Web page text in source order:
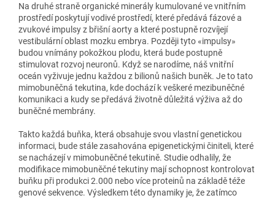
Na druhé straně organické minerály kumulované ve vnitřním
prostředí poskytují vodivé prostředí, které předává fázové a
zvukové impulsy z břišní aorty a které postupně rozvíjejí
vestibulární oblast mozku embrya. Později tyto «impulsy»
budou vnímány pokožkou plodu, která bude postupně
stimulovat rozvoj neuronů. Když se narodíme, náš vnitřní
oceán vyživuje jednu každou z bilionů našich buněk. Je to tato
mimobuněčná tekutina, kde dochází k veškeré mezibuněčné
komunikaci a kudy se předává životně důležitá výživa až do
buněčné membrány.
Takto každá buňka, která obsahuje svou vlastní genetickou
informaci, bude stále zasahována epigenetickými činiteli, které
se nacházejí v mimobuněčné tekutině. Studie odhalily, že
modifikace mimobuněčné tekutiny mají schopnost kontrolovat
buňku při produkci 2.000 nebo více proteinů na základě téže
genové sekvence. Výsledkem této dynamiky je, že zatímco